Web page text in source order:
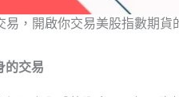
，開啟你交易美股指數期貨
的交易